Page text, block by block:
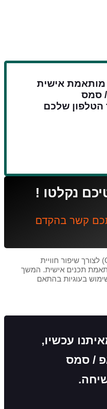
אישית
/ סמס
שלכם
נקלטו !
קשר בהקדם
האתר משתמש בעוגיות (Cookies) לצורך שיפור חוויית
תכנים אישית. המשך
בעוגיות בהתאם
עכשיו,
/ סמס